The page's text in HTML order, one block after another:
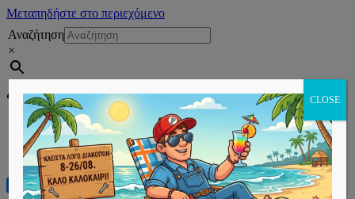
Μεταπηδήστε στο περιεχόμενο
Αναζήτηση
×
Εγγραφή CLOSE